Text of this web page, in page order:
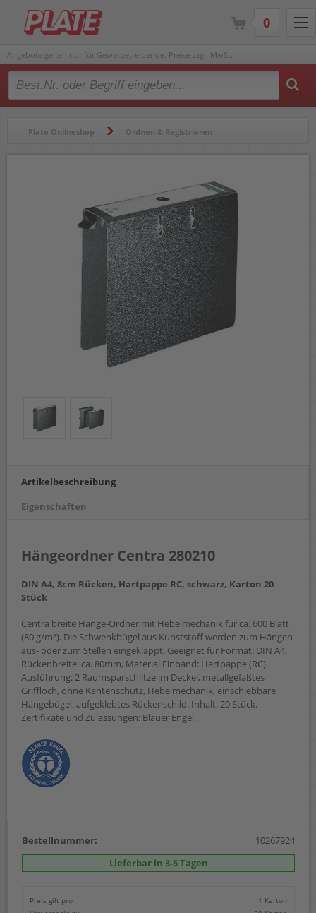
Angebote gelten nur für Gewerbetreibende. Preise zzgl. MwSt.
Type 2 or more characters for results.
Plate Onlineshop Ordnen & Registrieren
Hängeordner Centra 280210
Artikelbeschreibung
Eigenschaften
Hängeordner Centra 280210
DIN A4, 8cm Rücken, Hartpappe RC, schwarz, Karton 20
Stück
Centra breite Hänge-Ordner mit Hebelmechanik für ca. 600 Blatt
(80 g/m²). Die Schwenkbügel aus Kunststoff werden zum Hängen
aus- oder zum Stellen eingeklappt. Geeignet für Format: DIN A4,
Rückenbreite: ca. 80mm, Material Einband: Hartpappe (RC).
Ausführung: 2 Raumsparschlitze im Deckel, metallgefaßtes
Griffloch, ohne Kantenschutz, Hebelmechanik, einschiebbare
Hängebügel, aufgeklebtes Rückenschild. Inhalt: 20 Stück.
Zertifikate und Zulassungen: Blauer Engel.
Bestellnummer:
10267924
Lieferbar in 3-5 Tagen
Preis gilt pro
1 Karton
0